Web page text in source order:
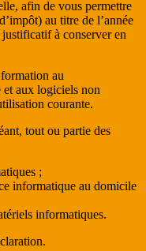
afin de vous permettre
au titre de l’année
à conserver en
au
aux logiciels non
courante.
tout ou partie des
;
informatique au domicile
informatiques.